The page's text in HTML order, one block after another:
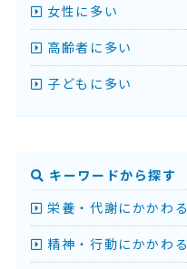
女性に多い
高齢者に多い
子どもに多い
キーワードから探す
栄養・代謝にかかわる
精神・行動にかかわる